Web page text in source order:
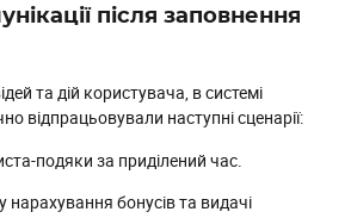
після заповнення
та дій користувача, в системі
відпрацьовували наступні сценарії:
подяки за приділений час.
нарахування бонусів та видачі